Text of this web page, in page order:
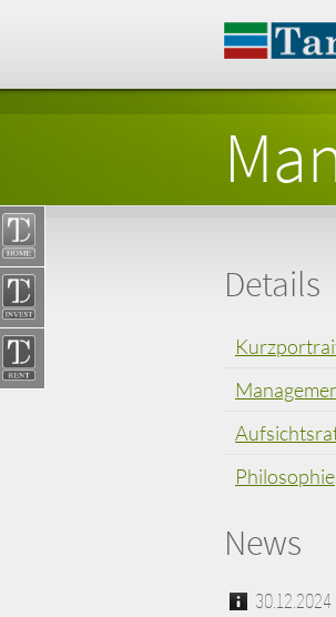
Details
Philosophie
News
30.12.2024